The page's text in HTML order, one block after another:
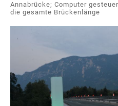
Annabrücke; Computer
die gesamte Brückenlänge